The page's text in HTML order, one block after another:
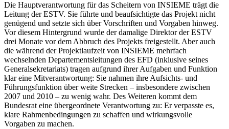
Die Hauptverantwortung für das Scheitern von INSIEME trägt die
Leitung der ESTV. Sie führte und beaufsichtigte das Projekt nicht
genügend und setzte sich über Vorschriften und Vorgaben hinweg.
Vor diesem Hintergrund wurde der damalige Direktor der ESTV
drei Monate vor dem Abbruch des Projekts freigestellt. Aber auch
die während der Projektlaufzeit von INSIEME mehrfach
wechselnden Departementsleitungen des EFD (inklusive seines
Generalsekretariats) tragen aufgrund ihrer Aufgaben und Funktion
klar eine Mitverantwortung: Sie nahmen ihre Aufsichts- und
Führungsfunktion über weite Strecken – insbesondere zwischen
2007 und 2010 – zu wenig wahr. Des Weiteren kommt dem
Bundesrat eine übergeordnete Verantwortung zu: Er verpasste es,
klare Rahmenbedingungen zu schaffen und wirkungsvolle
Vorgaben zu machen.